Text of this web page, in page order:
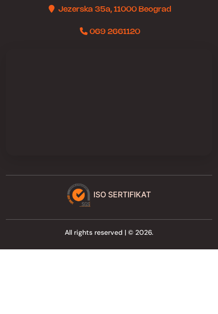
Jezerska 35a, 11000 Beograd
069 2661120
ISO SERTIFIKAT
All rights reserved | © 2026.